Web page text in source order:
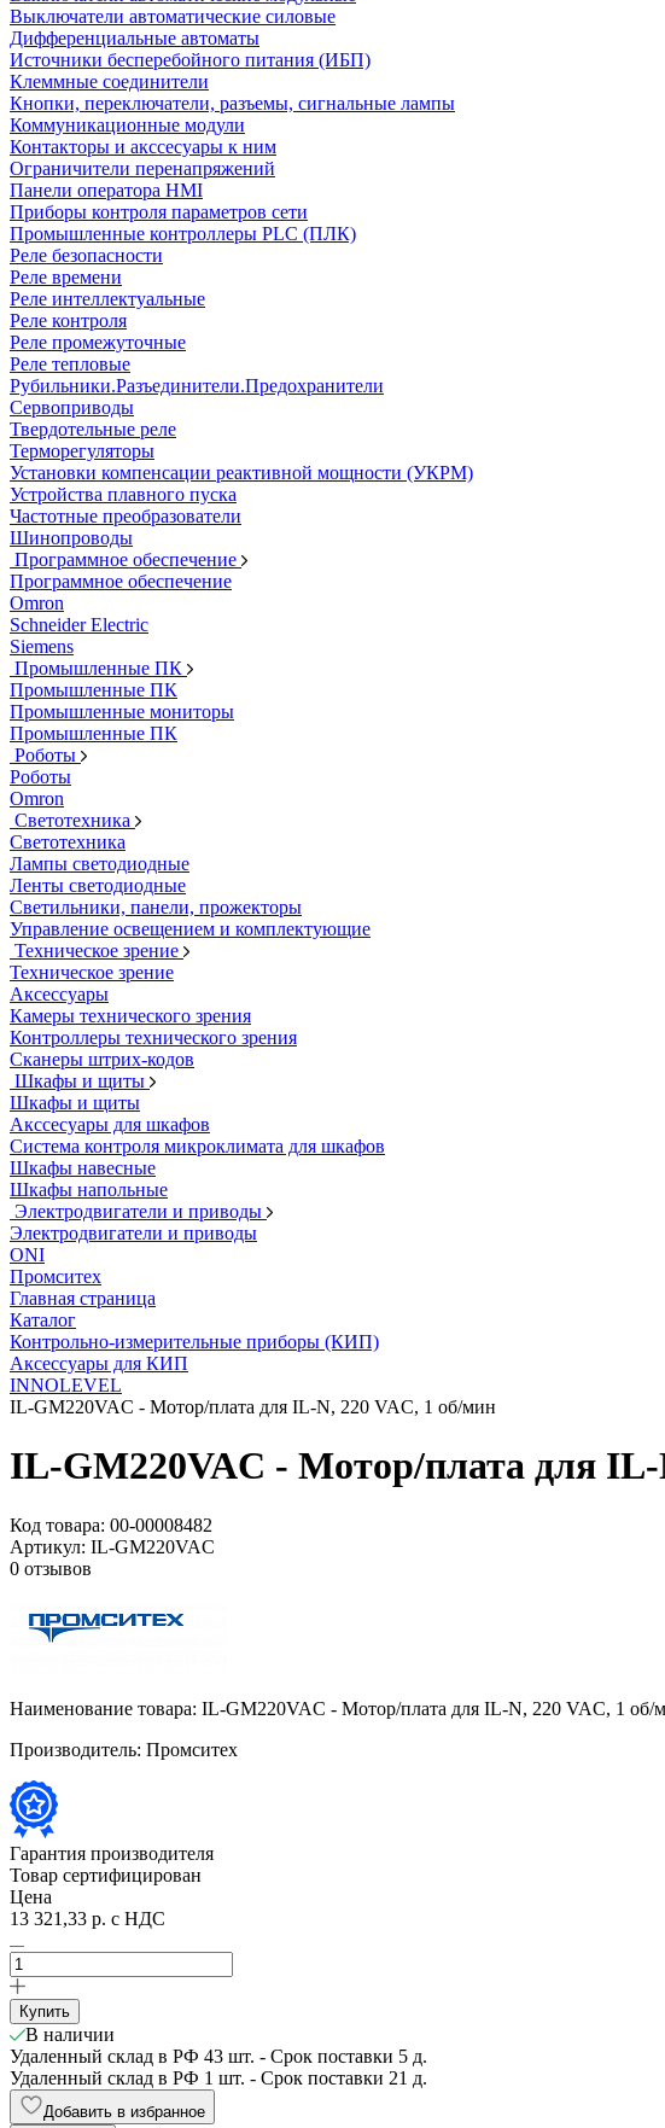
Выключатели автоматические силовые
Дифференциальные автоматы
Источники бесперебойного питания (ИБП)
Клеммные соединители
Кнопки, переключатели, разъемы, сигнальные лампы
Коммуникационные модули
Контакторы и акссесуары к ним
Ограничители перенапряжений
Панели оператора HMI
Приборы контроля параметров сети
Промышленные контроллеры PLC (ПЛК)
Реле безопасности
Реле времени
Реле интеллектуальные
Реле контроля
Реле промежуточные
Реле тепловые
Рубильники.Разъединители.Предохранители
Сервоприводы
Твердотельные реле
Терморегуляторы
Установки компенсации реактивной мощности (УКРМ)
Устройства плавного пуска
Частотные преобразователи
Шинопроводы
Программное обеспечение
Программное обеспечение
Omron
Schneider Electric
Siemens
Промышленные ПК
Промышленные ПК
Промышленные мониторы
Промышленные ПК
Роботы
Роботы
Omron
Светотехника
Светотехника
Лампы светодиодные
Ленты светодиодные
Светильники, панели, прожекторы
Управление освещением и комплектующие
Техническое зрение
Техническое зрение
Аксессуары
Камеры технического зрения
Контроллеры технического зрения
Сканеры штрих-кодов
Шкафы и щиты
Шкафы и щиты
Акссесуары для шкафов
Система контроля микроклимата для шкафов
Шкафы навесные
Шкафы напольные
Электродвигатели и приводы
Электродвигатели и приводы
ONI
Промситех
Главная страница
Каталог
Контрольно-измерительные приборы (КИП)
Аксессуары для КИП
INNOLEVEL
IL-GM220VAC - Мотор/плата для IL-N, 220 VAC, 1 об/мин
IL-GM220VAC - Мотор/плата для IL-
Код товара: 00-00008482
Артикул: IL-GM220VAC
0 отзывов
Наименование товара: IL-GM220VAC - Мотор/плата для IL-N, 220 VAC, 1 об/
Производитель: Промситех
Гарантия производителя
Товар сертифицирован
Цена
13 321,33 р. с НДС
Купить
В наличии
Удаленный склад в РФ 43 шт. - Срок поставки 5 д.
Удаленный склад в РФ 1 шт. - Срок поставки 21 д.
Добавить в избранное